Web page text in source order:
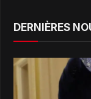
DERNIÈRES